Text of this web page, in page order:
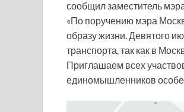
сообщил заместитель
«По поручению мэра
образу жизни. Девятого
транспорта, так как в
Приглашаем всех
единомышленников